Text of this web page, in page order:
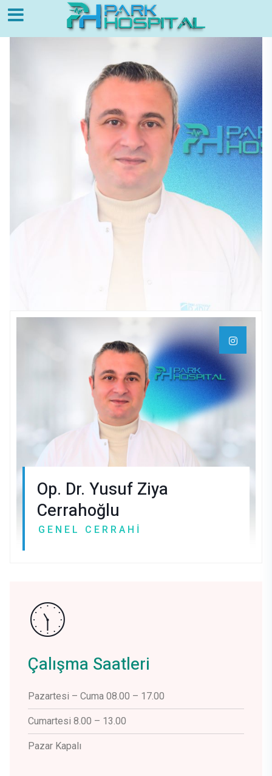
Op. Dr. Yusuf Ziya
Cerrahoğlu
GENEL CERRAHI
Çalışma Saatleri
Pazartesi – Cuma 08.00 – 17.00
Cumartesi 8.00 – 13.00
Pazar Kapalı
DASHBOARD